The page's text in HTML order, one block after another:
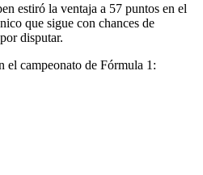
estiró la ventaja a 57 puntos en el
que sigue con chances de
disputar.
el campeonato de Fórmula 1: